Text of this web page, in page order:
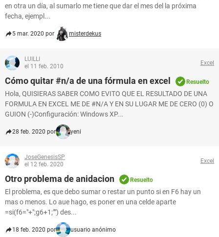
en otra un día, al sumarlo me tiene que dar el mes del la próxima
fecha, ejempl...
5 mar. 2020 por misterdekus
LUILLI
el 11 feb. 2010
Excel
Cómo quitar #n/a de una fórmula en excel Resuelto
Hola, QUISIERAS SABER COMO EVITO QUE EL RESULTADO DE UNA
FORMULA EN EXCEL ME DE #N/A Y EN SU LUGAR ME DE CERO (0) O
GUION (-)Configuración: Windows XP...
28 feb. 2020 por yeni
JoseGenesisSP
el 12 feb. 2020
Excel
Otro problema de anidacion Resuelto
El problema, es que debo sumar o restar un punto si en F6 hay un
mas o menos. Lo aue hago, es poner en una celde aparte
=si(f6="+";g6+1;"") des...
18 feb. 2020 por usuario anónimo